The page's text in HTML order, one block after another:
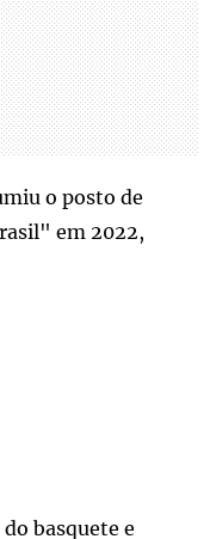
o posto de
em 2022,
basquete e